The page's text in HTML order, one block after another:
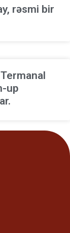
rəsmi bir
up